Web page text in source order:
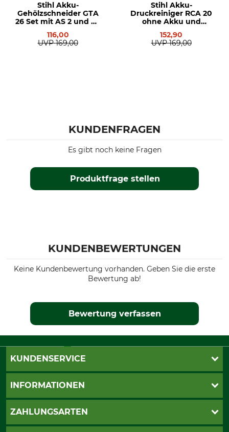
Gewicht
1,4 kg
Stihl Akku-
Gehölzschneider GTA
26 Set mit AS 2 und AL
116,00
UVP 169,00
Stihl Akku-
Druckreiniger RCA 20
ohne Akku und
152,90
UVP 169,00
KUNDENFRAGEN
Produktfrage stellen
Es gibt noch keine Fragen
KUNDENBEWERTUNGEN
Keine Kundenbewertung vorhanden. Geben Sie die erste
Bewertung ab!
Bewertung verfassen
KUNDENSERVICE
Live-Shopping
INFORMATIONEN
AGB
ZAHLUNGSARTEN